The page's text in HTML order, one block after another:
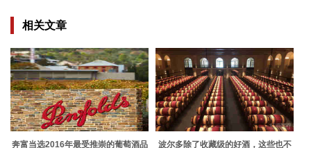
相关文章
奔富当选2016年最受推崇的葡萄酒品
波尔多除了收藏级的好酒，这些也不